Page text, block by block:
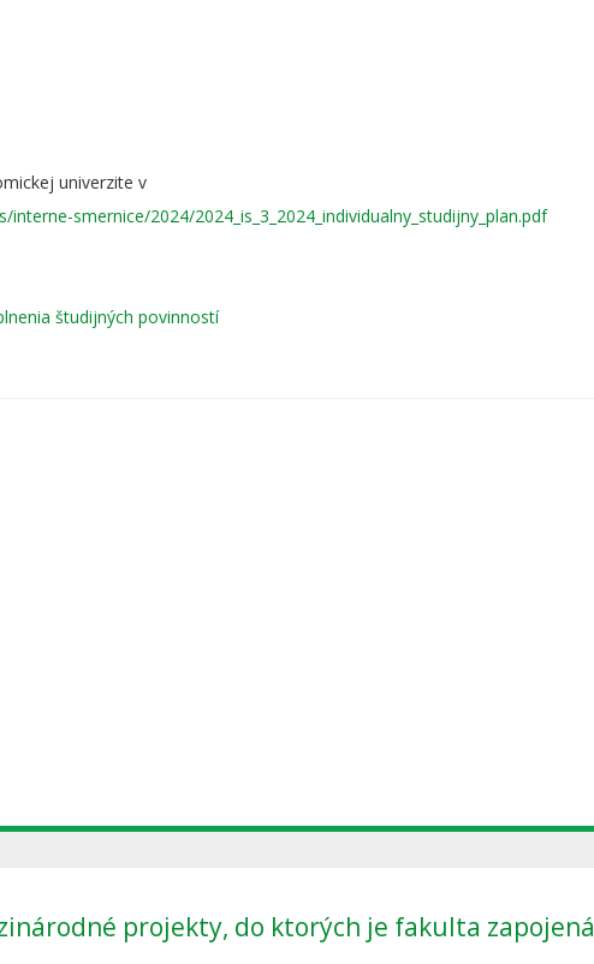
univerzite v
smernice/2024/2024_is_3_2024_individualny_studijny_plan.pdf
študijných povinností
projekty, do ktorých je fakulta zapojená